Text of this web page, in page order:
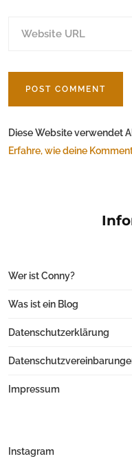
Diese Website verwendet
Erfahre, wie deine
Wer ist Conny?
Was ist ein Blog
Datenschutzerklärung
Impressum
Instagram